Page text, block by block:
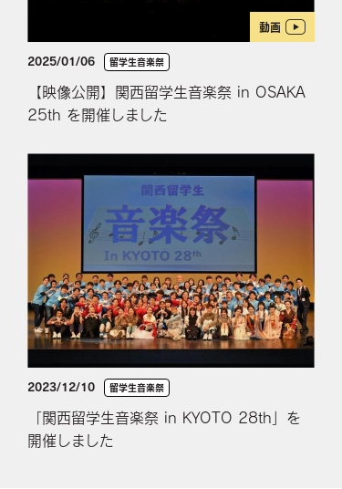
動画
2025/01/06 留学生音楽祭
【映像公開】関西留学生音楽祭 in OSAKA
25th を開催しました
2023/12/10 留学生音楽祭
「関西留学生音楽祭 in KYOTO 28th」を
開催しました